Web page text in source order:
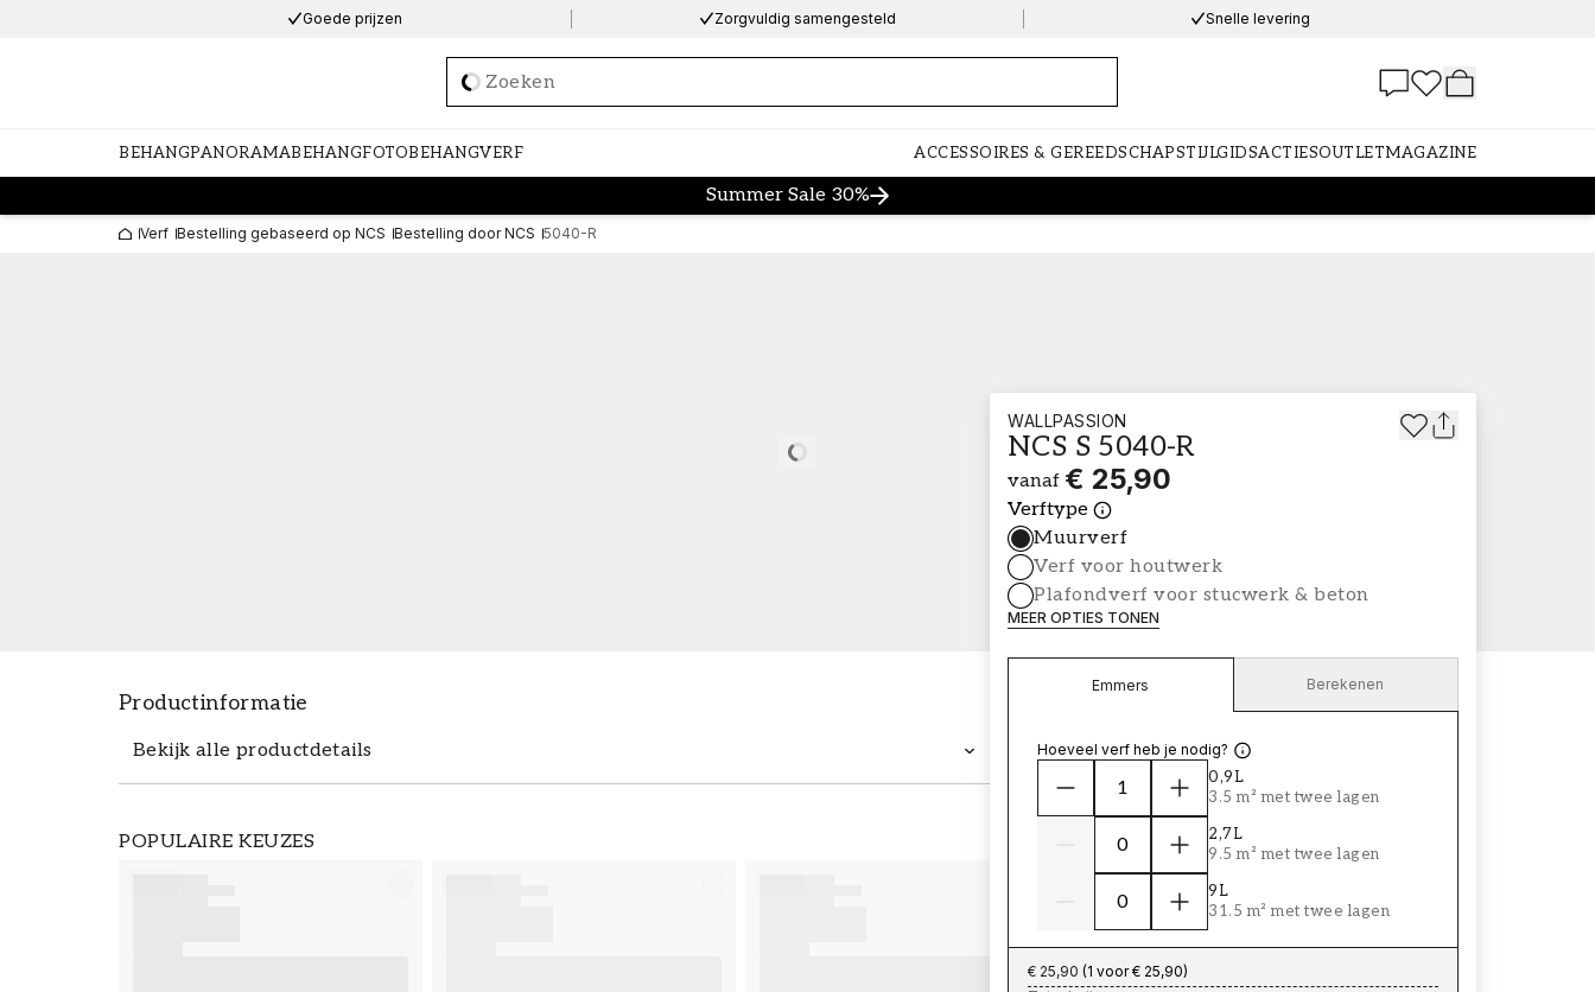
Goede prijzen Zorgvuldig samengesteld Snelle levering
Loading…
BEHANGPANORAMABEHANGFOTOBEHANGVERF ACCESSOIRES & GEREEDSCHAPSTIJLGIDSACTIESOUTLETMAGAZINE
Summer Sale 30%
Verf Bestelling gebaseerd op NCS Bestelling door NCS 5040-R
Loading…
Productinformatie
Bekijk alle productdetails
POPULAIRE KEUZES
WALLPASSION
NCS S 5040-R
vanaf € 25,90
Verftype
Muurverf
Verf voor houtwerk
Plafondverf voor stucwerk & beton
MEER OPTIES TONEN
Emmers Berekenen
Hoeveel verf heb je nodig?
0,9L
3.5 m² met twee lagen
2,7L
9.5 m² met twee lagen
9L
31.5 m² met twee lagen
€ 25,90 (1 voor € 25,90)